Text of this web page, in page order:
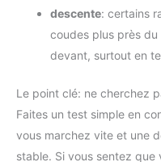
descente: certains
coudes plus près
devant, surtout en
Le point clé: ne cherchez
Faites un test simple en
vous marchez vite et une
stable. Si vous sentez que